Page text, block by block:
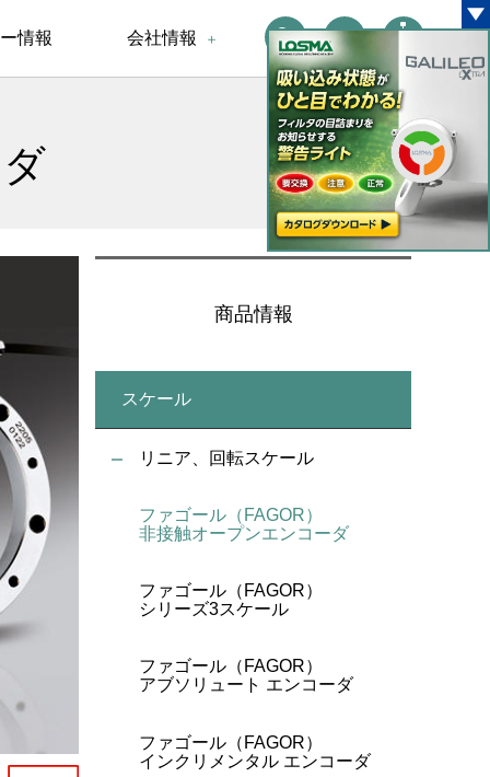
情報 会社情報
商品情報
スケール
リニア、回転スケール
ファゴール（FAGOR）
非接触オープンエンコーダ
ファゴール（FAGOR）
シリーズ3スケール
ファゴール（FAGOR）
アブソリュート エンコーダ
ファゴール（FAGOR）
インクリメンタル エンコーダ